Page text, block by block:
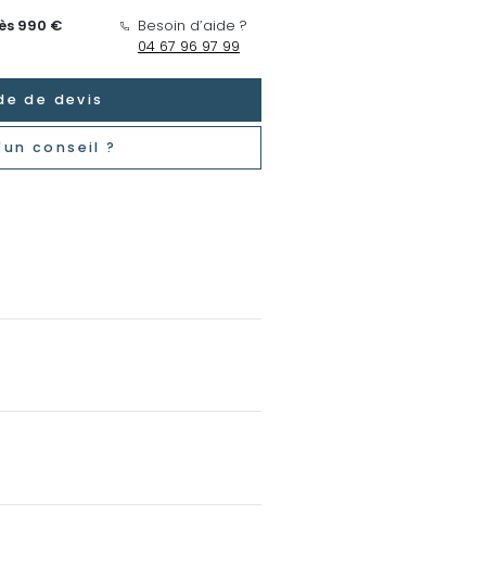
990 €
Besoin d’aide ?
04 67 96 97 99
de devis
conseil ?